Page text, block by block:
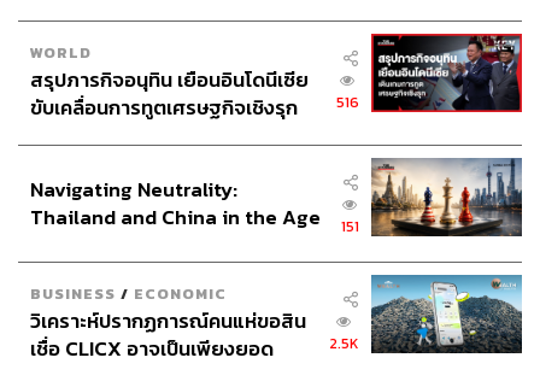
WORLD
สรุปภารกิจอนุทิน เยือนอินโดนีเซีย
ขับเคลื่อนการทูตเศรษฐกิจเชิงรุก
516
Navigating Neutrality:
Thailand and China in the Age
151
BUSINESS / ECONOMIC
วิเคราะห์ปรากฏการณ์คนแห่ขอสิน
เชื่อ CLICX อาจเป็นเพียงยอด
2.5K